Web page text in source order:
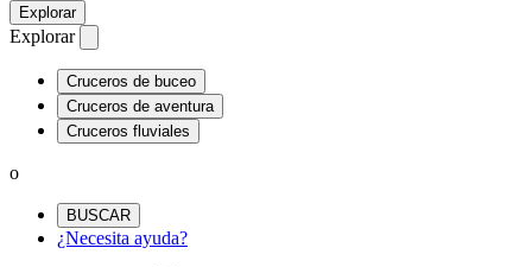
Explorar
Explorar
Cruceros de buceo
Cruceros de aventura
Cruceros fluviales
o
BUSCAR
¿Necesita ayuda?